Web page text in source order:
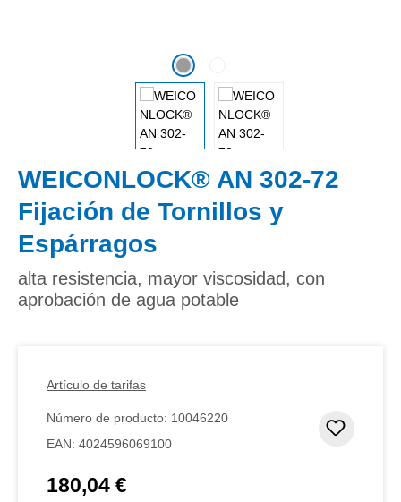
WEICONLOCK® AN 302-72
Fijación de Tornillos y
Espárragos
alta resistencia, mayor viscosidad, con
aprobación de agua potable
Artículo de tarifas
Número de producto: 10046220
EAN: 4024596069100
Precio normal:
180,04 €